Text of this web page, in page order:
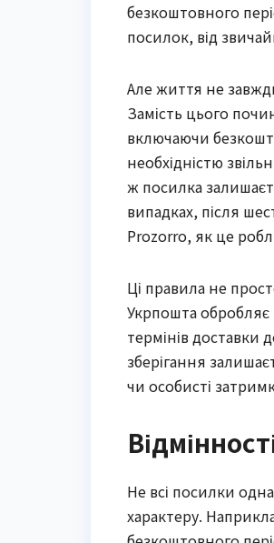
безкоштовного
посилок, від
Але життя не
Замість цього
включаючи
необхідністю
ж посилка
випадках, після
Prozorro, як це
Ці правила не
Укрпошта
термінів доставки
зберігання
чи особисті
Не всі посилки
характеру.